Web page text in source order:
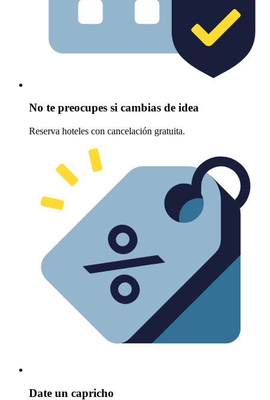
No te preocupes si cambias de idea
Reserva hoteles con cancelación gratuita.
Date un capricho